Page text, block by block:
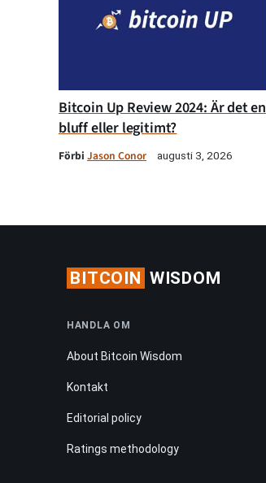
Bitcoin Up Review 2024: Är det en
bluff eller legitimt?
Förbi Jason Conor augusti 3, 2026
BITCOIN WISDOM
HANDLA OM
About Bitcoin Wisdom
Kontakt
Editorial policy
Ratings methodology